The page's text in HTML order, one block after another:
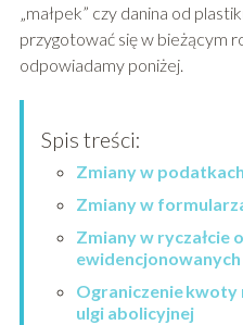
„małpek” czy danina od
przygotować się w bieżącym
odpowiadamy poniżej.
Spis treści:
Zmiany w
Zmiany w
Zmiany w ryczałcie
ewidencjonowanych
Ograniczenie kwoty
ulgi abolicyjnej